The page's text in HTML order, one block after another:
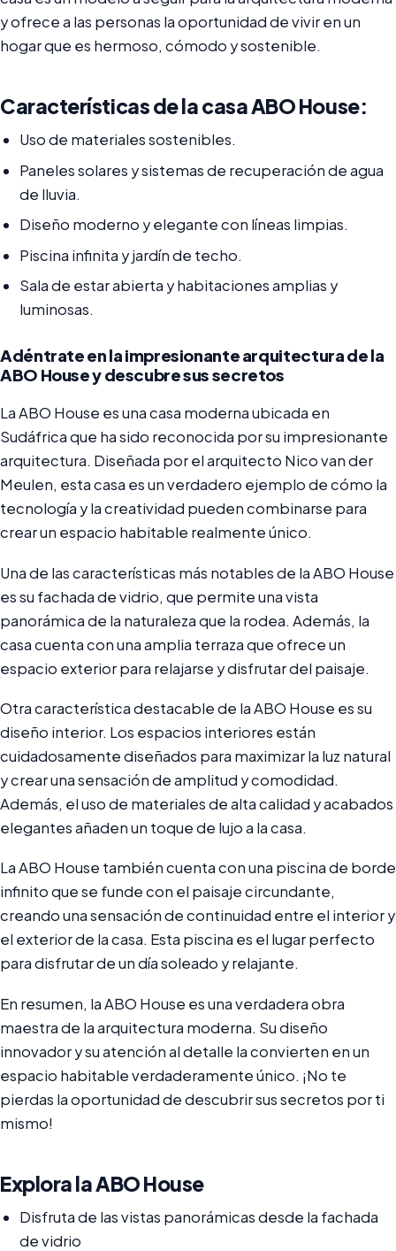
y ofrece a las personas la oportunidad de vivir en un
hogar que es hermoso, cómodo y sostenible.
Características de la casa ABO House:
Uso de materiales sostenibles.
Paneles solares y sistemas de recuperación de agua
de lluvia.
Diseño moderno y elegante con líneas limpias.
Piscina infinita y jardín de techo.
Sala de estar abierta y habitaciones amplias y
luminosas.
Adéntrate en la impresionante arquitectura de la
ABO House y descubre sus secretos
La ABO House es una casa moderna ubicada en
Sudáfrica que ha sido reconocida por su impresionante
arquitectura. Diseñada por el arquitecto Nico van der
Meulen, esta casa es un verdadero ejemplo de cómo la
tecnología y la creatividad pueden combinarse para
crear un espacio habitable realmente único.
Una de las características más notables de la ABO House
es su fachada de vidrio, que permite una vista
panorámica de la naturaleza que la rodea. Además, la
casa cuenta con una amplia terraza que ofrece un
espacio exterior para relajarse y disfrutar del paisaje.
Otra característica destacable de la ABO House es su
diseño interior. Los espacios interiores están
cuidadosamente diseñados para maximizar la luz natural
y crear una sensación de amplitud y comodidad.
Además, el uso de materiales de alta calidad y acabados
elegantes añaden un toque de lujo a la casa.
La ABO House también cuenta con una piscina de borde
infinito que se funde con el paisaje circundante,
creando una sensación de continuidad entre el interior y
el exterior de la casa. Esta piscina es el lugar perfecto
para disfrutar de un día soleado y relajante.
En resumen, la ABO House es una verdadera obra
maestra de la arquitectura moderna. Su diseño
innovador y su atención al detalle la convierten en un
espacio habitable verdaderamente único. ¡No te
pierdas la oportunidad de descubrir sus secretos por ti
mismo!
Explora la ABO House
Disfruta de las vistas panorámicas desde la fachada
de vidrio